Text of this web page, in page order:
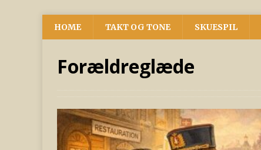
HOME TAKT OG TONE SKUESPIL
Forældreglæde